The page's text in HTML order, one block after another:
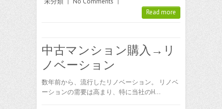
Read more
中古マンション購入→リ
ノベーション
数年前から、流行したリノベーション。 リノベ
ーションの需要は高まり、特に当社のH…